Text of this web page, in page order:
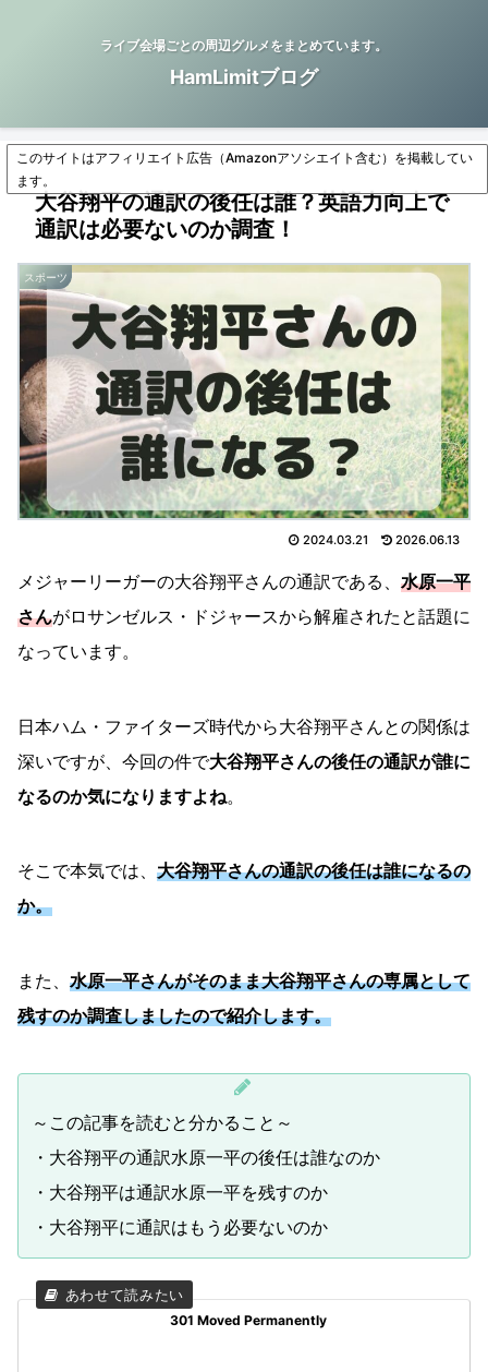
ライブ会場ごとの周辺グルメをまとめています。
HamLimitブログ
このサイトはアフィリエイト広告（Amazonアソシエイト含む）を掲載してい
ます。
大谷翔平の通訳の後任は誰？英語力向上で
通訳は必要ないのか調査！
スポーツ
2024.03.21 2026.06.13
メジャーリーガーの大谷翔平さんの通訳である、 水原一平
さんがロサンゼルス・ドジャースから解雇されたと話題に
なっています。
日本ハム・ファイターズ時代から大谷翔平さんとの関係は
深いですが、今回の件で大谷翔平さんの後任の通訳が誰に
なるのか気になりますよね。
そこで本気では、 大谷翔平さんの通訳の後任は誰になるの
か。
また、 水原一平さんがそのまま大谷翔平さんの専属として
残すのか調査しましたので紹介します。
～この記事を読むと分かること～
・大谷翔平の通訳水原一平の後任は誰なのか
・大谷翔平は通訳水原一平を残すのか
・大谷翔平に通訳はもう必要ないのか
301 Moved Permanently